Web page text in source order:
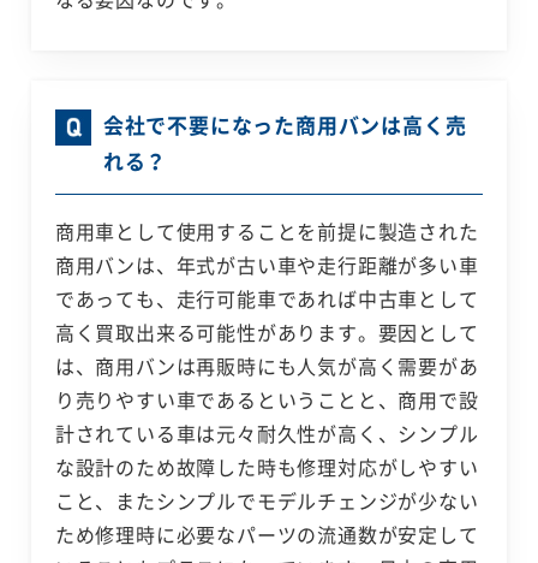
会社で不要になった商用バンは高く売
れる？
商用車として使用することを前提に製造された
商用バンは、年式が古い車や走行距離が多い車
であっても、走行可能車であれば中古車として
高く買取出来る可能性があります。要因として
は、商用バンは再販時にも人気が高く需要があ
り売りやすい車であるということと、商用で設
計されている車は元々耐久性が高く、シンプル
な設計のため故障した時も修理対応がしやすい
こと、またシンプルでモデルチェンジが少ない
ため修理時に必要なパーツの流通数が安定して